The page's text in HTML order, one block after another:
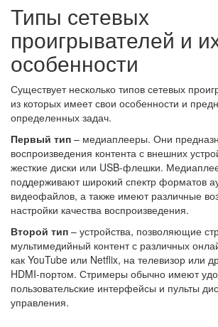
Типы сетевых
проигрывателей и
особенности
Существует несколько типов сетевых
из которых имеет свои особенности и
определенных задач.
Первый тип – медиаплееры. Они
воспроизведения контента с внешних
жесткие диски или USB-флешки.
поддерживают широкий спектр форматов
видеофайлов, а также имеют различные
настройки качества воспроизведения.
Второй тип – устройства, позволяющие
мультимедийный контент с различных
как YouTube или Netflix, на телевизор или
HDMI-портом. Стримеры обычно имеют
пользовательские интерфейсы и пульты
управления.